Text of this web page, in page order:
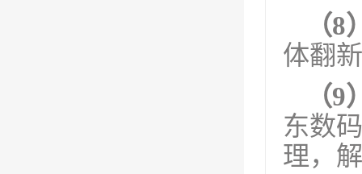
（8
体翻
（9
东数
理，